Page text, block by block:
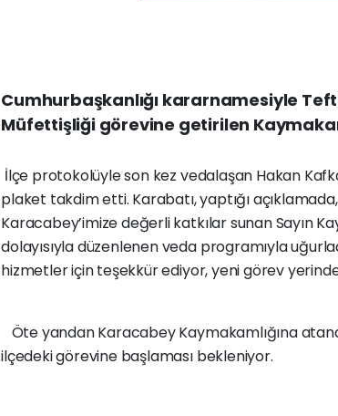
Cumhurbaşkanlığı kararnamesiyle
Müfettişliği görevine getirilen
İlçe protokolüyle son kez vedalaşan Hakan
plaket takdim etti. Karabatı, yaptığı
Karacabey’imize değerli katkılar sunan Sayın
dolayısıyla düzenlenen veda programıyla
hizmetler için teşekkür ediyor, yeni görev
Öte yandan Karacabey Kaymakamlığına
ilçedeki görevine başlaması bekleniyor.